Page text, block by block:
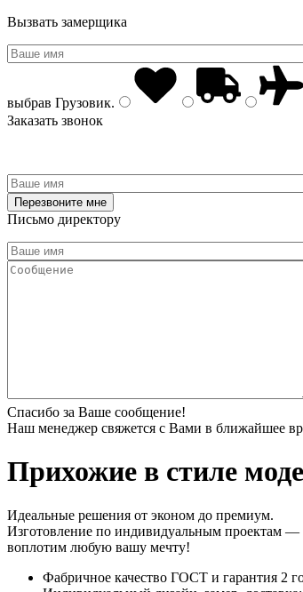
Вызвать замерщика
выбрав Грузовик.
Заказать звонок
Письмо директору
Спасибо за Ваше сообщение!
Наш менеджер свяжется с Вами в ближайшее
Прихожие в стиле
Идеальные решения от эконом до премиум.
Изготовление по индивидуальным проектам —
воплотим любую вашу мечту!
Фабричное качество ГОСТ и гарантия 2